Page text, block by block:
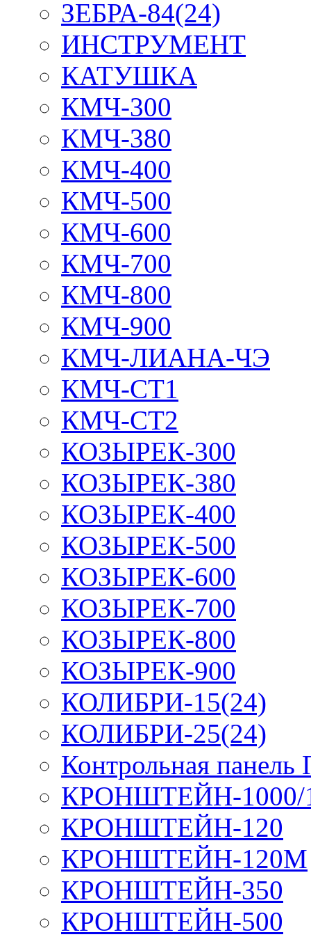
ЗЕБРА-84(24)
ИНСТРУМЕНТ
КАТУШКА
КМЧ-300
КМЧ-380
КМЧ-400
КМЧ-500
КМЧ-600
КМЧ-700
КМЧ-800
КМЧ-900
КМЧ-ЛИАНА-ЧЭ
КМЧ-СТ1
КМЧ-СТ2
КОЗЫРЕК-300
КОЗЫРЕК-380
КОЗЫРЕК-400
КОЗЫРЕК-500
КОЗЫРЕК-600
КОЗЫРЕК-700
КОЗЫРЕК-800
КОЗЫРЕК-900
КОЛИБРИ-15(24)
КОЛИБРИ-25(24)
Контрольная
КРОНШТЕЙН-1000/
КРОНШТЕЙН-120
КРОНШТЕЙН-120М
КРОНШТЕЙН-350
КРОНШТЕЙН-500